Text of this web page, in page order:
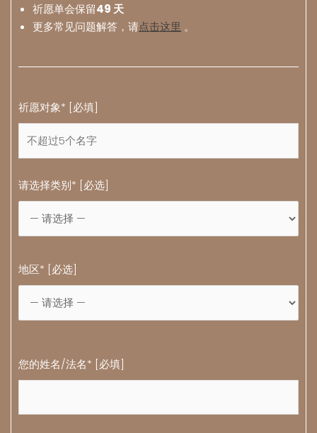
祈愿单会保留49 天
更多常见问题解答，请点击这里 。
祈愿对象* [必填]
请选择类别* [必选]
地区* [必选]
您的姓名/法名* [必填]